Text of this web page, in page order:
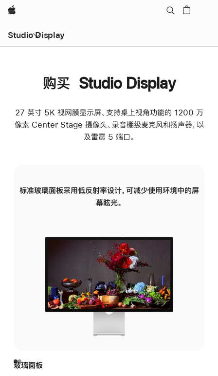
Apple
Studio Display
购买 Studio Display
27 英寸 5K 视网膜显示屏、支持桌上视角功能的 1200 万
像素 Center Stage 摄像头、录音棚级麦克风和扬声器，以
及雷雳 5 端口。
标准玻璃面板采用低反射率设计，可减少使用环境中的屏
幕眩光。
玻璃面板